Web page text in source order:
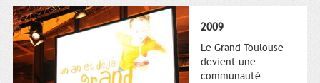
2009
Le Grand Toulouse
devient une
communauté